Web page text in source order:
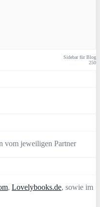
Sidebar für Blog
250
vom jeweiligen Partner
, Lovelybooks.de, sowie im